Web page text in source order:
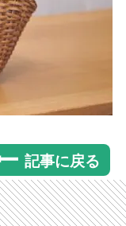
記事に戻る